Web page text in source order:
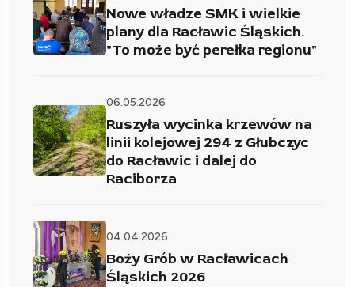
Nowe władze SMK i wielkie
plany dla Racławic Śląskich.
"To może być perełka regionu"
06.05.2026
Ruszyła wycinka krzewów na
linii kolejowej 294 z Głubczyc
do Racławic i dalej do
Raciborza
04.04.2026
Boży Grób w Racławicach
Śląskich 2026